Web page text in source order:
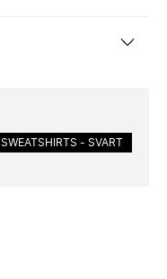
SWEATSHIRTS - SVART